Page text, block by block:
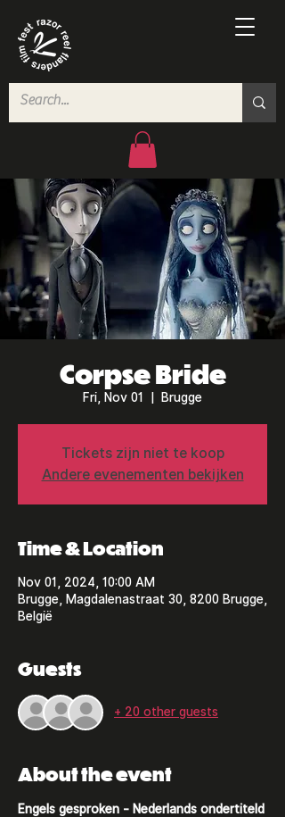
Corpse Bride
Fri, Nov 01 Brugge
Tickets zijn niet te koop
Andere evenementen bekijken
Time & Location
Nov 01, 2024, 10:00 AM
Brugge, Magdalenastraat 30, 8200 Brugge,
België
Guests
+ 20 other guests
About the event
Engels gesproken - Nederlands ondertiteld